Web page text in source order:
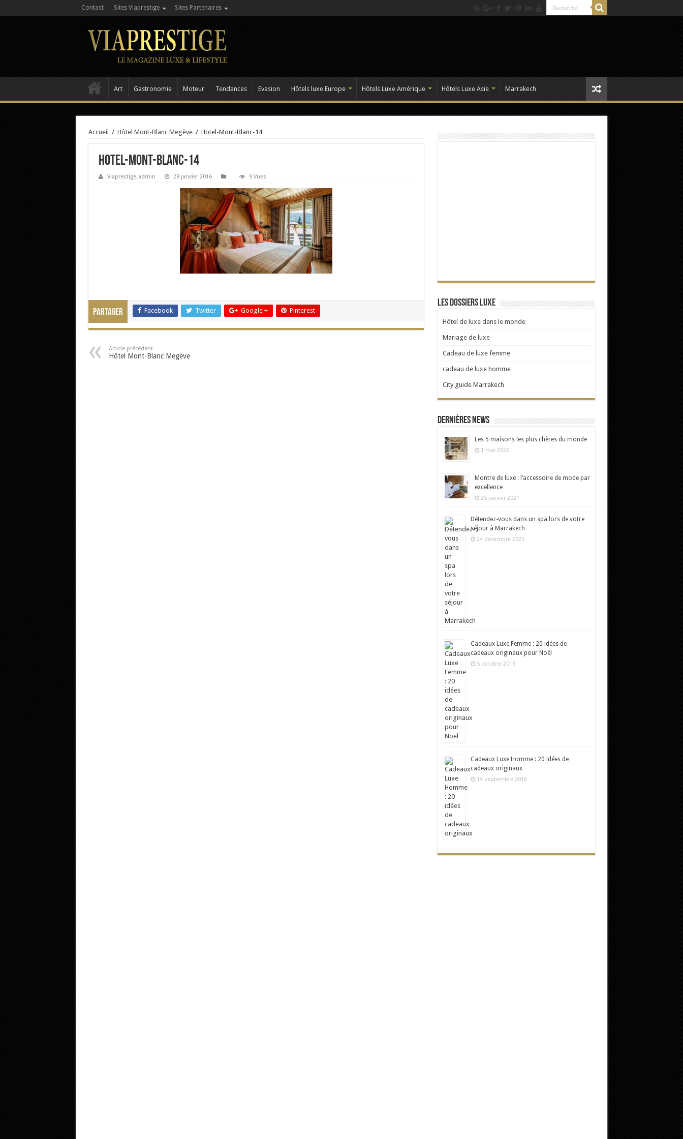
Contact Sites Viaprestige Sites Partenaires
Art Gastronomie Moteur Tendances Evasion Hôtels luxe Europe Hôtels Luxe Amérique Hôtels Luxe Asie Marrakech
Accueil / Hôtel Mont-Blanc Megève / Hotel-Mont-Blanc-14
Hotel-Mont-Blanc-14
Viaprestige-admin 28 janvier 2016 9 Vues
Partager Facebook Twitter Google + Pinterest
Article précédent
Hôtel Mont-Blanc Megève
Les dossiers Luxe
Hôtel de luxe dans le monde
Mariage de luxe
Cadeau de luxe femme
cadeau de luxe homme
City guide Marrakech
Dernières news
Les 5 maisons les plus chères du monde
1 mai 2022
Montre de luxe : l’accessoire de mode par
excellence
25 janvier 2021
Détendez-vous dans un spa lors de votre
séjour à Marrakech
24 décembre 2020
Cadeaux Luxe Femme : 20 idées de
cadeaux originaux pour Noël
5 octobre 2016
Cadeaux Luxe Homme : 20 idées de
cadeaux originaux
14 septembre 2016